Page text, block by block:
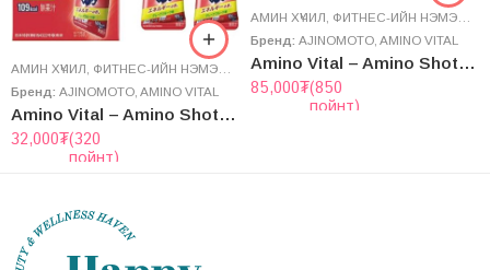
ДЭЭД ШАТНЫ
УУРАГ
ДЭЭД ШАТНЫ